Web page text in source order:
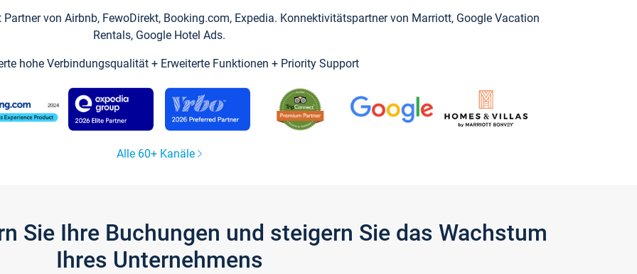
von Airbnb, FewoDirekt, Booking.com, Expedia. Konnektivitätspartner von Marriott, Google Vacation
Rentals, Google Hotel Ads.
hohe Verbindungsqualität + Erweiterte Funktionen + Priority Support
Alle 60+ Kanäle
Sie Ihre Buchungen und steigern Sie das Wachstum
Ihres Unternehmens